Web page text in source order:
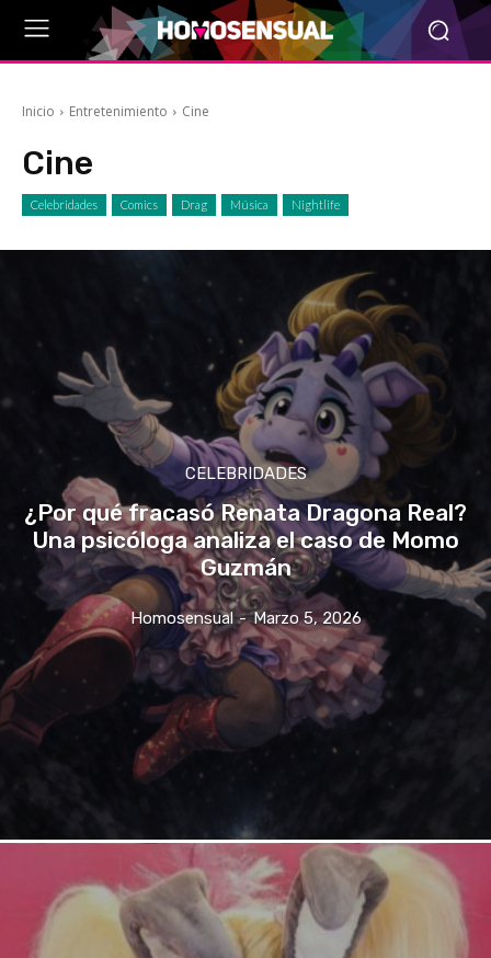
Inicio Entretenimiento Cine
Cine
Celebridades Comics Drag Música Nightlife
CELEBRIDADES
¿Por qué fracasó Renata Dragona Real?
Una psicóloga analiza el caso de Momo
Guzmán
Homosensual - Marzo 5, 2026